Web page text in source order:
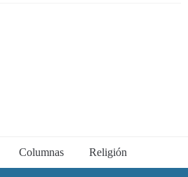
Columnas Religión